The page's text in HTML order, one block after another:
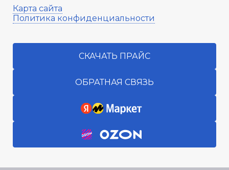
Карта сайта
Политика конфиденциальности
СКАЧАТЬ ПРАЙС
ОБРАТНАЯ СВЯЗЬ